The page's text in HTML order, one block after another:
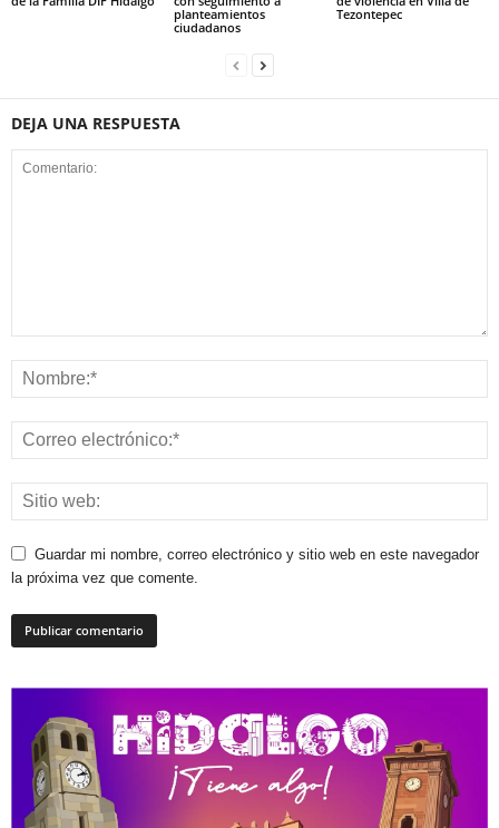
planteamientos
ciudadanos
Tezontepec
DEJA UNA RESPUESTA
Guardar mi nombre, correo electrónico y sitio web en este navegador
la próxima vez que comente.